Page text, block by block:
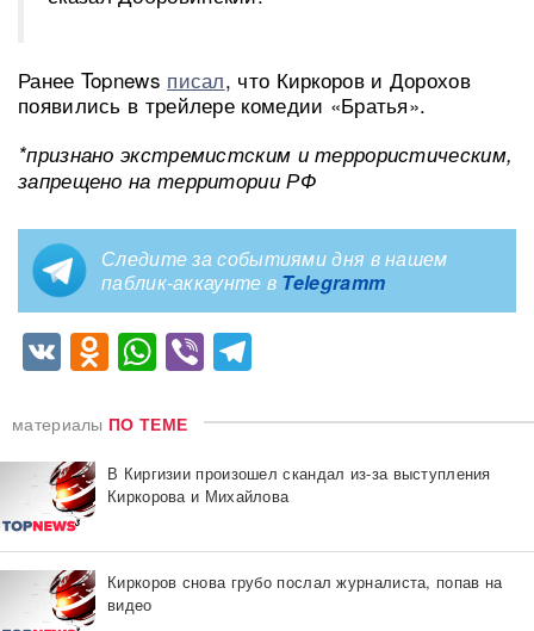
Ранее Topnews писал, что Киркоров и Дорохов
появились в трейлере комедии «Братья».
*признано экстремистским и террористическим,
запрещено на территории РФ
Следите за событиями дня в нашем
паблик-аккаунте в Telegramm
VKOdnoklassniki
WhatsApp
Viber
материалы ПО ТЕМЕ
В Киргизии произошел скандал из-за выступления
Киркорова и Михайлова
Киркоров снова грубо послал журналиста, попав на
видео